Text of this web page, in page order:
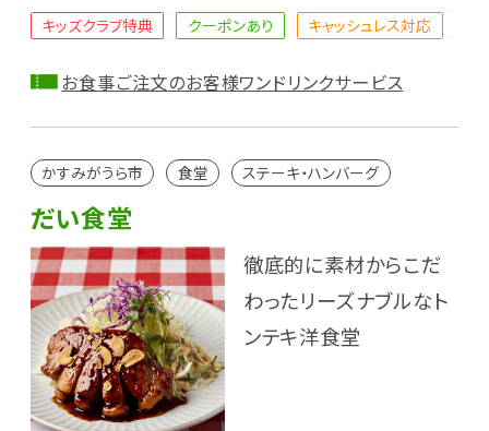
キッズクラブ特典 クーポンあり キャッシュレス対応
お食事ご注文のお客様ワンドリンクサービス
かすみがうら市 食堂 ステーキ・ハンバーグ
だい食堂
徹底的に素材からこだ
わったリーズナブルなト
ンテキ洋食堂